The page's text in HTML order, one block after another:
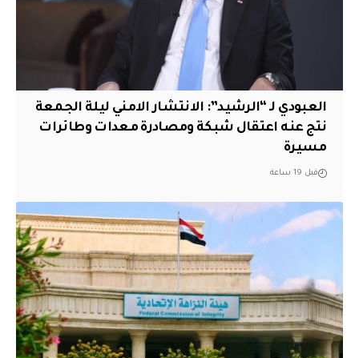
العبودي لـ “الرشيد”: الانتشار الامني ليلة الجمعة
نتج عنه اعتقال شبكة ومصادرة معدات وطائرات
مسيرة
قبل 19 ساعة